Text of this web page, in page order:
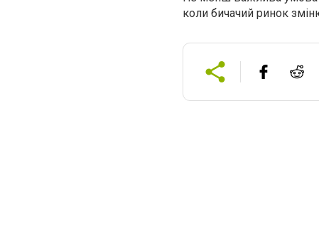
коли бичачий ринок